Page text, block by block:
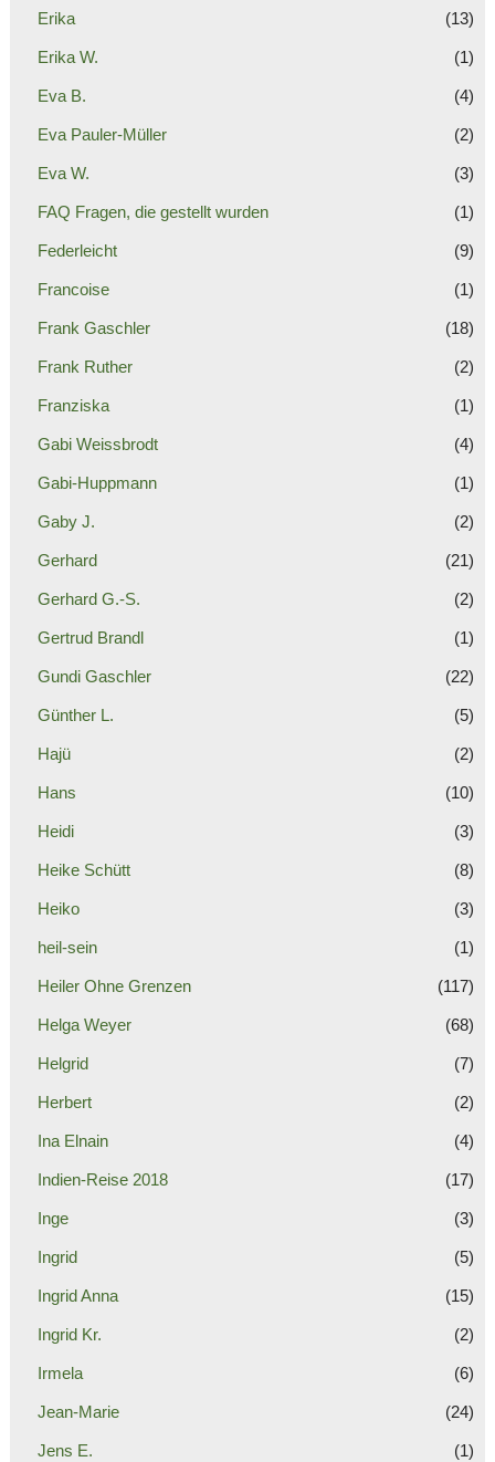
Erika (13)
Erika W. (1)
Eva B. (4)
Eva Pauler-Müller (2)
Eva W. (3)
FAQ Fragen, die gestellt wurden (1)
Federleicht (9)
Francoise (1)
Frank Gaschler (18)
Frank Ruther (2)
Franziska (1)
Gabi Weissbrodt (4)
Gabi-Huppmann (1)
Gaby J. (2)
Gerhard (21)
Gerhard G.-S. (2)
Gertrud Brandl (1)
Gundi Gaschler (22)
Günther L. (5)
Hajü (2)
Hans (10)
Heidi (3)
Heike Schütt (8)
Heiko (3)
heil-sein (1)
Heiler Ohne Grenzen (117)
Helga Weyer (68)
Helgrid (7)
Herbert (2)
Ina Elnain (4)
Indien-Reise 2018 (17)
Inge (3)
Ingrid (5)
Ingrid Anna (15)
Ingrid Kr. (2)
Irmela (6)
Jean-Marie (24)
Jens E. (1)